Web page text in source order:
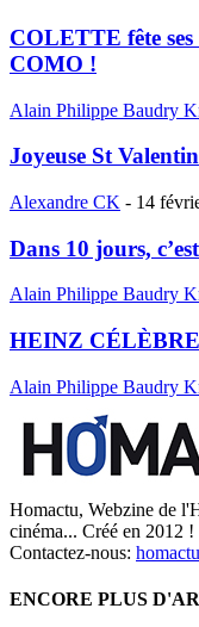
COLETTE fête
COMO !
Alain Philippe Baudry
Joyeuse St Valentin
Alexandre CK - 14
Dans 10 jours,
Alain Philippe Baudry
HEINZ CÉLÈBRE
Alain Philippe Baudry
Homactu, Webzine de
cinéma... Créé en 2012 !
Contactez-nous:
ENCORE PLUS